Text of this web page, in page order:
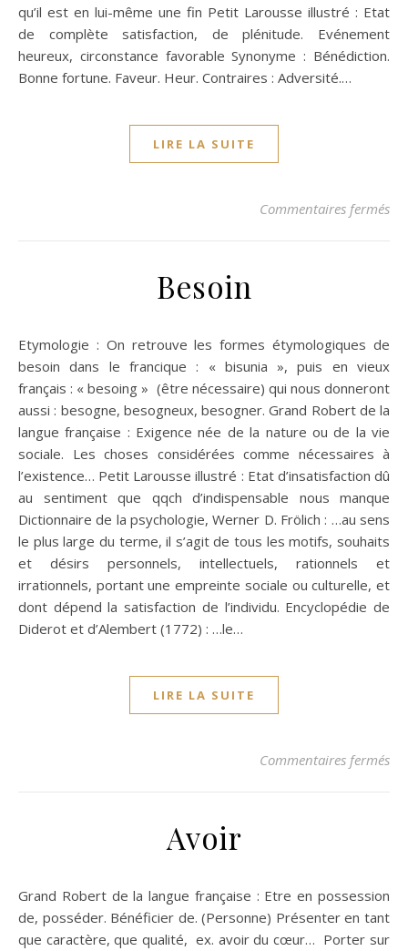
qu’il est en lui-même une fin Petit Larousse illustré : Etat
de complète satisfaction, de plénitude. Evénement
heureux, circonstance favorable Synonyme : Bénédiction.
Bonne fortune. Faveur. Heur. Contraires : Adversité.…
LIRE LA SUITE
Commentaires fermés
Besoin
Etymologie : On retrouve les formes étymologiques de
besoin dans le francique : « bisunia », puis en vieux
français : « besoing » (être nécessaire) qui nous donneront
aussi : besogne, besogneux, besogner. Grand Robert de la
langue française : Exigence née de la nature ou de la vie
sociale. Les choses considérées comme nécessaires à
l’existence… Petit Larousse illustré : Etat d’insatisfaction dû
au sentiment que qqch d’indispensable nous manque
Dictionnaire de la psychologie, Werner D. Frölich : …au sens
le plus large du terme, il s’agit de tous les motifs, souhaits
et désirs personnels, intellectuels, rationnels et
irrationnels, portant une empreinte sociale ou culturelle, et
dont dépend la satisfaction de l’individu. Encyclopédie de
Diderot et d’Alembert (1772) : …le…
LIRE LA SUITE
Commentaires fermés
Avoir
Grand Robert de la langue française : Etre en possession
de, posséder. Bénéficier de. (Personne) Présenter en tant
que caractère, que qualité, ex. avoir du cœur… Porter sur